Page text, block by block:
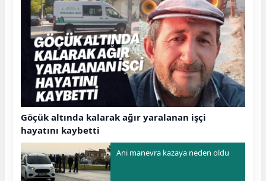
Göçük altında kalarak ağır yaralanan işçi
hayatını kaybetti
Ani manevra kazaya neden oldu